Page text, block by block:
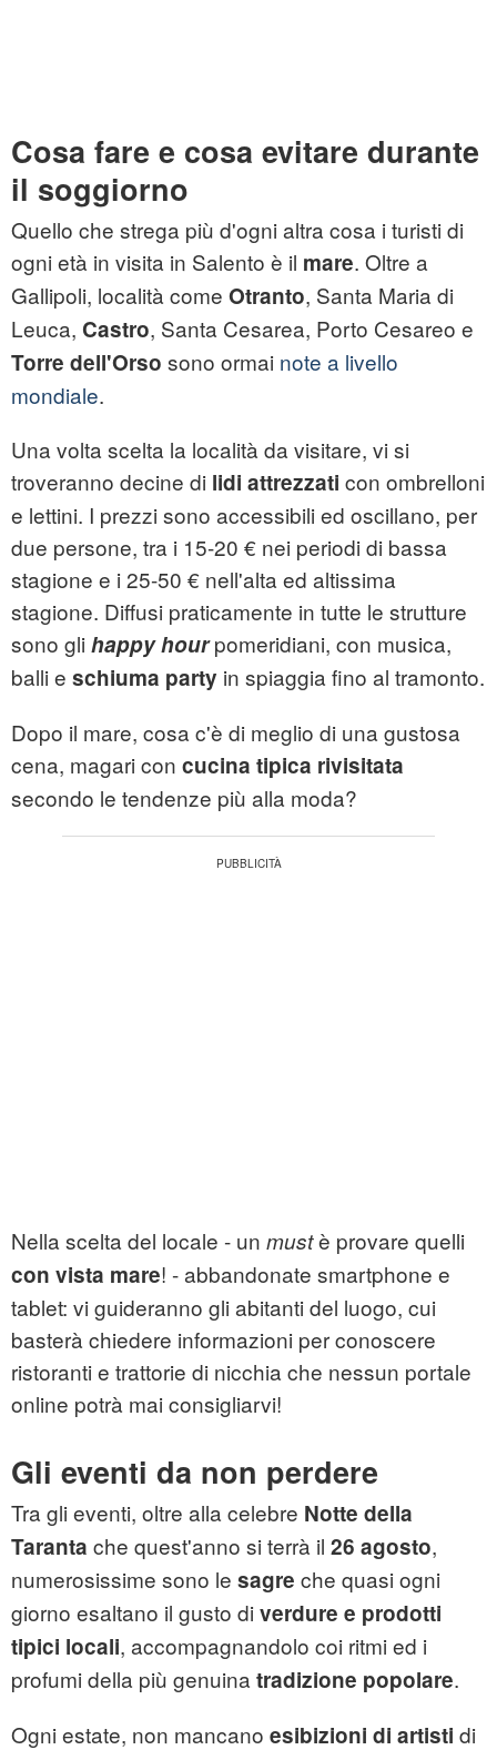
Cosa fare e cosa evitare durante
il soggiorno
Quello che strega più d'ogni altra cosa i turisti di
ogni età in visita in Salento è il mare. Oltre a
Gallipoli, località come Otranto, Santa Maria di
Leuca, Castro, Santa Cesarea, Porto Cesareo e
Torre dell'Orso sono ormai note a livello
mondiale.
Una volta scelta la località da visitare, vi si
troveranno decine di lidi attrezzati con ombrelloni
e lettini. I prezzi sono accessibili ed oscillano, per
due persone, tra i 15-20 € nei periodi di bassa
stagione e i 25-50 € nell'alta ed altissima
stagione. Diffusi praticamente in tutte le strutture
sono gli happy hourpomeridiani, con musica,
balli e schiuma party in spiaggia fino al tramonto.
Dopo il mare, cosa c'è di meglio di una gustosa
cena, magari con cucina tipica rivisitata
secondo le tendenze più alla moda?
Nella scelta del locale - un mustè provare quelli
con vista mare! - abbandonate smartphone e
tablet: vi guideranno gli abitanti del luogo, cui
basterà chiedere informazioni per conoscere
ristoranti e trattorie di nicchia che nessun portale
online potrà mai consigliarvi!
Gli eventi da non perdere
Tra gli eventi, oltre alla celebre Notte della
Taranta che quest'anno si terrà il 26 agosto,
numerosissime sono le sagre che quasi ogni
giorno esaltano il gusto di verdure e prodotti
tipici locali, accompagnandolo coi ritmi ed i
profumi della più genuina tradizione popolare.
Ogni estate, non mancano esibizioni di artisti di